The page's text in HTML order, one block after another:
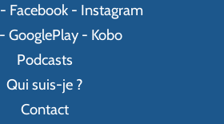
- Facebook - Instagram
- GooglePlay - Kobo
Podcasts
Qui suis-je ?
Contact